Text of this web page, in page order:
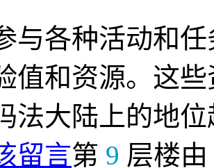
与各种活动和
值和资源。这
法大陆上的地
留言第 9 层楼由